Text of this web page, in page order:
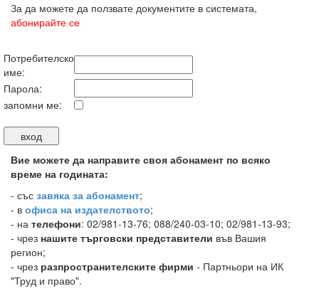
За да можете да ползвате документите в системата,
абонирайте се
Потребителско
име:
Парола:
запомни ме:
Вие можете да направите своя абонамент по всяко
време на годината:
- със завяка за абонамент;
- в офиса на издателството;
- на телефони: 02/981-13-76; 088/240-03-10; 02/981-13-93;
- чрез нашите търговски представители във Вашия
регион;
- чрез разпространителските фирми - Партньори на ИК
"Труд и право".